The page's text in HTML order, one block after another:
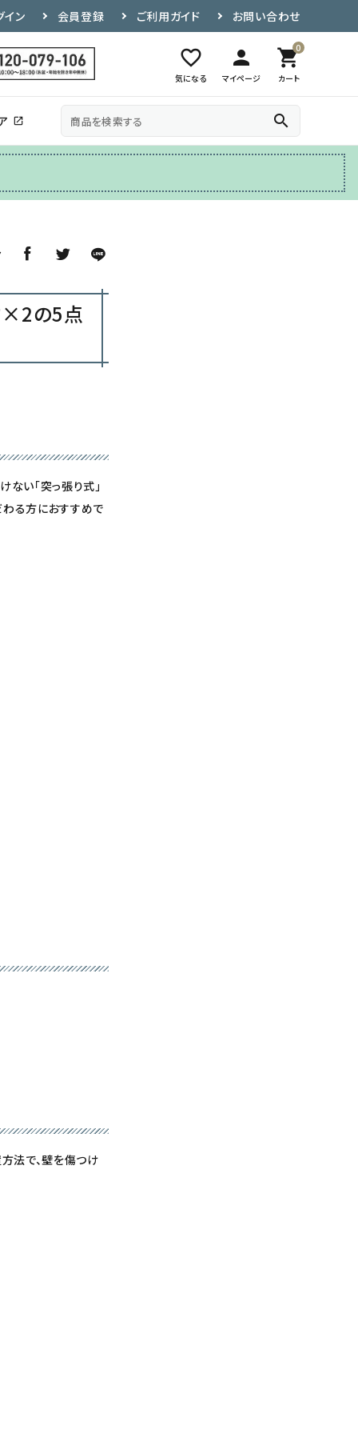
イン 会員登録 ご利用ガイド お問い合わせ
favorite_border
気になる
person
マイページ
0
shopping_cart
カート
その他
テレビ台
open_in_new search
×2の5点
ない「突っ張り式」
わる方におすすめで
法で、壁を傷つけ